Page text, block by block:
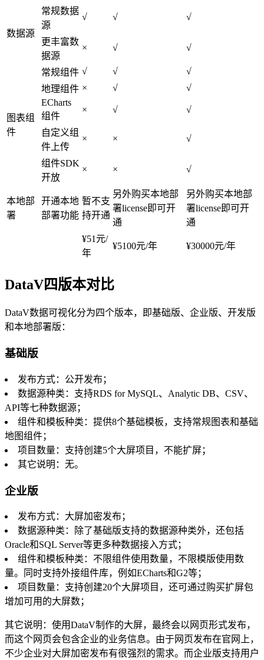
数据源
常规数据
源
√ √ √
更丰富数
据源
× √ √
图表组
件
常规组件 √ √
√
地理组件 × √
√
ECharts
组件
× √ √
自定义组
件上传
× × √
组件SDK
开放
× × √
本地部
署
开通本地
部署功能
暂不支
持开通
另外购买本地部
署license即可开
通
另外购买本地部
署license即可开
通
¥51元/
年
¥5100元/年 ¥30000元/年
DataV四版本对比
DataV数据可视化分为四个版本，即基础版、企业版、开发版
和本地部署版：
基础版
发布方式：公开发布；
数据源种类：支持RDS for MySQL、Analytic DB、CSV、
API等七种数据源；
组件和模板种类：提供8个基础模板，支持常规图表和基础
地图组件；
项目数量：支持创建5个大屏项目，不能扩屏；
其它说明：无。
企业版
发布方式：大屏加密发布；
数据源种类：除了基础版支持的数据源种类外，还包括
Oracle和SQL Server等更多种数据接入方式；
组件和模板种类：不限组件使用数量，不限模版使用数
量。同时支持外接组件库，例如ECharts和G2等；
项目数量：支持创建20个大屏项目，还可通过购买扩屏包
增加可用的大屏数；
其它说明：使用DataV制作的大屏，最终会以网页形式发布，
而这个网页会包含企业的业务信息。由于网页发布在官网上，
不少企业对大屏加密发布有很强烈的需求。而企业版支持用户